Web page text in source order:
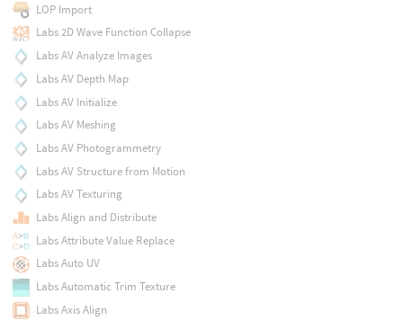
LOP Import
Labs 2D Wave Function Collapse
Labs AV Analyze Images
Labs AV Depth Map
Labs AV Initialize
Labs AV Meshing
Labs AV Photogrammetry
Labs AV Structure from Motion
Labs AV Texturing
Labs Align and Distribute
Labs Attribute Value Replace
Labs Auto UV
Labs Automatic Trim Texture
Labs Axis Align